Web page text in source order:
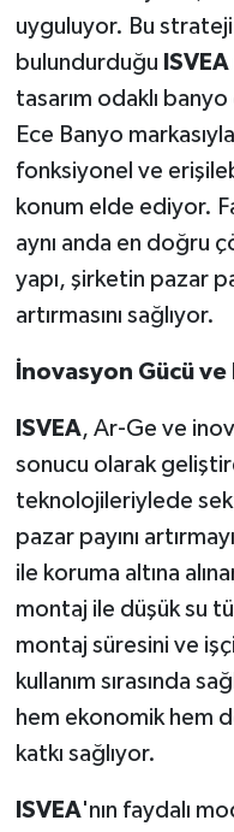
uyguluyor. Bu
bulundurduğu ISVEA
tasarım odaklı
Ece Banyo
fonksiyonel ve
konum elde ediyor.
aynı anda en doğru
yapı, şirketin pazar
artırmasını sağlıyor.
İnovasyon Gücü
ISVEA, Ar-Ge ve
sonucu olarak
teknolojileriylede
pazar payını
ile koruma altına
montaj ile düşük su
montaj süresini ve
kullanım sırasında
hem ekonomik hem
katkı sağlıyor.
ISVEA'nın faydalı